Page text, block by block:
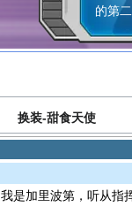
的第
换装-甜食天使
我是加里波第，听从指